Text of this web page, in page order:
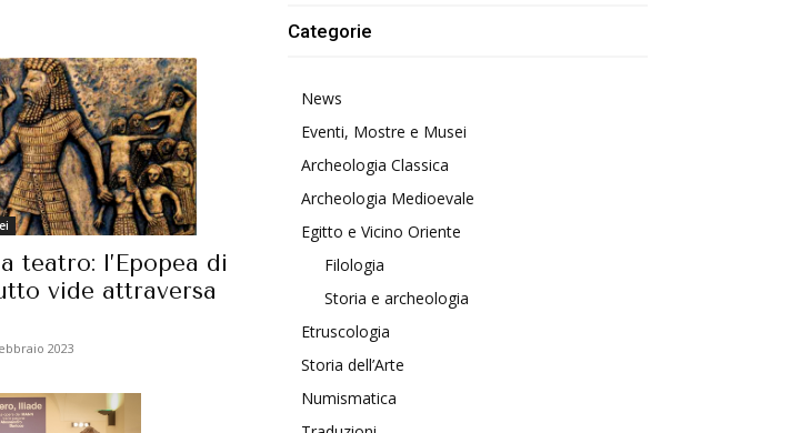
teatro: l’Epopea di
vide attraversa
2023
Categorie
News
Eventi, Mostre e Musei
Archeologia Classica
Archeologia Medioevale
Egitto e Vicino Oriente
Filologia
Storia e archeologia
Etruscologia
Storia dell’Arte
Numismatica